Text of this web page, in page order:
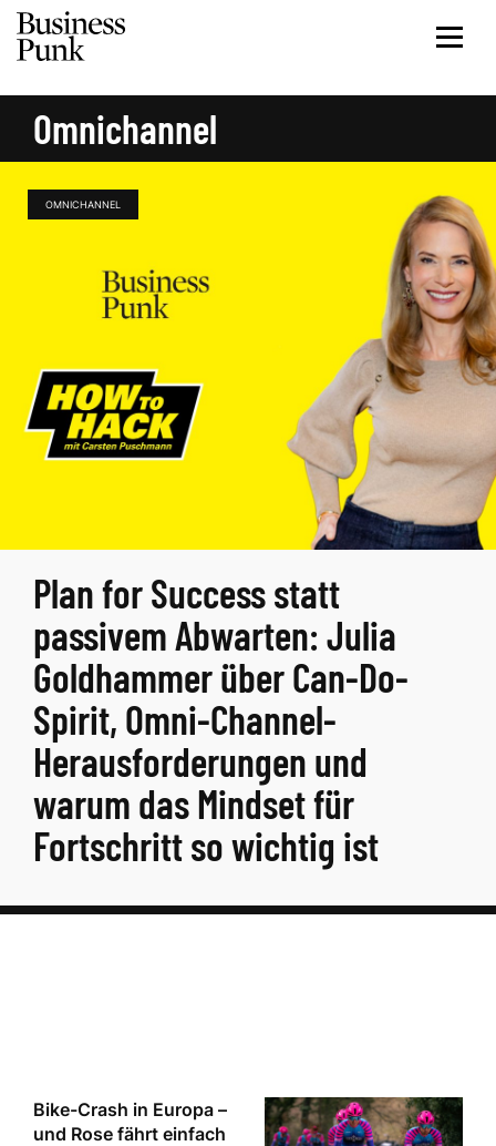
Omnichannel
OMNICHANNEL
Plan for Success statt
passivem Abwarten: Julia
Goldhammer über Can-Do-
Spirit, Omni-Channel-
Herausforderungen und
warum das Mindset für
Fortschritt so wichtig ist
Bike-Crash in Europa –
und Rose fährt einfach